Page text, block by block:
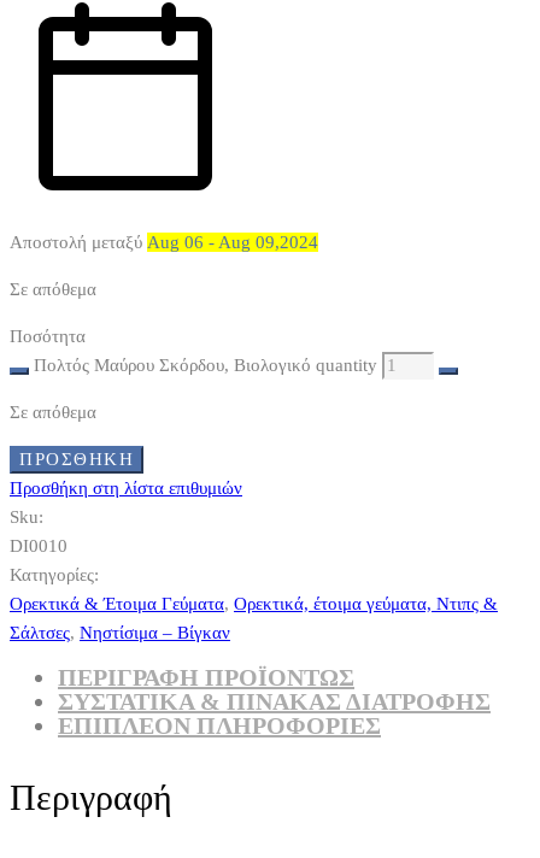
Αποστολή μεταξύ Aug 06 - Aug 09,2024
Σε απόθεμα
Ποσότητα
Πολτός Μαύρου Σκόρδου, Βιολογικό quantity
Σε απόθεμα
ΠΡΟΣΘΉΚΗ
Προσθήκη στη λίστα επιθυμιών
Sku:
DI0010
Κατηγορίες:
Ορεκτικά & Έτοιμα Γεύματα, Ορεκτικά, έτοιμα γεύματα, Ντιπς &
Σάλτσες, Νηστίσιμα – Βίγκαν
ΠΕΡΙΓΡΑΦΗ ΠΡΟΪΟΝΤΩΣ
ΣΥΣΤΑΤΙΚΆ & ΠΊΝΑΚΑΣ ΔΙΑΤΡΟΦΉΣ
ΕΠΙΠΛΈΟΝ ΠΛΗΡΟΦΟΡΊΕΣ
Περιγραφή